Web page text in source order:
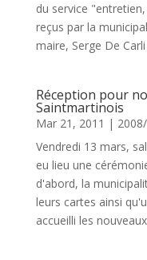
du service
reçus par la
maire, Serge De
Réception pour
Saintmartinois
Mar 21, 2011 |
Vendredi 13 mars,
eu lieu une
d'abord, la
leurs cartes ainsi
accueilli les